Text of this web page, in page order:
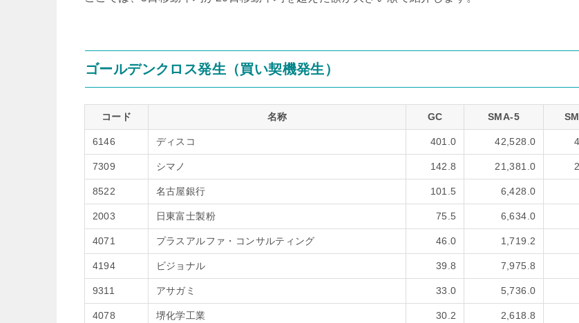
ゴールデンクロス発生（買い契機発生）
コード 名称 GC SMA-5
6146 ディスコ 401.0 42,528.0
7309 シマノ 142.8 21,381.0
8522 名古屋銀行 101.5 6,428.0
2003 日東富士製粉 75.5 6,634.0
4071 プラスアルファ・コンサルティング 46.0 1,719.2
4194 ビジョナル 39.8 7,975.8
9311 アサガミ 33.0 5,736.0
4078 堺化学工業 30.2 2,618.8